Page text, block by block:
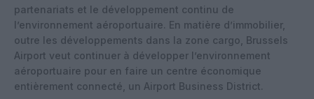
partenariats et le développement continu de
l’environnement aéroportuaire. En matière d’immobilier,
outre les développements dans la zone cargo, Brussels
Airport veut continuer à développer l’environnement
aéroportuaire pour en faire un centre économique
entièrement connecté, un Airport Business District.